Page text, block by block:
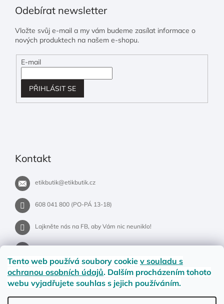
Tento web používá soubory cookie v souladu s
ochranou osobních údajů. Dalším procházením tohoto
webu vyjadřujete souhlas s jejich používáním.
Odebírat newsletter
Vložte svůj e-mail a my vám budeme zasílat informace o
nových produktech na našem e-shopu.
E-mail
PŘIHLÁSIT SE
Kontakt
etikbutik@etikbutik.cz
608 041 800 (PO-PÁ 13-18)
Lajkněte nás na FB, aby Vám nic neuniklo!